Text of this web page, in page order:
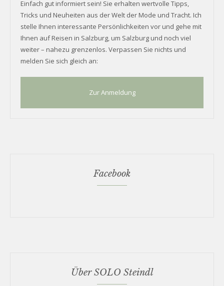
Einfach gut informiert sein! Sie erhalten wertvolle Tipps,
Tricks und Neuheiten aus der Welt der Mode und Tracht. Ich
stelle Ihnen interessante Persönlichkeiten vor und gehe mit
Ihnen auf Reisen in Salzburg, um Salzburg und noch viel
weiter – nahezu grenzenlos. Verpassen Sie nichts und
melden Sie sich gleich an:
Zur Anmeldung
Facebook
Über SOLO Steindl